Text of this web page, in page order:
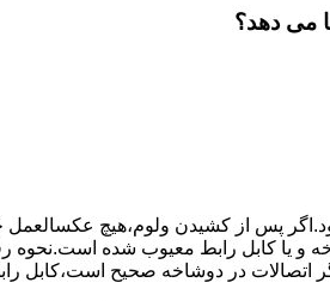
می دهد؟
ﭘﺲ از ﮐﺸﯿﺪن وﻟﻮم،ﻫﯿﭻ
احتمالی بروز چنین مشکلی در نظر داشته باشید:۱٫ ﭘﺮﯾﺰ ﺑﺮق
اﺗﺼﺎﻻت در دوشاخه ﺻﺤﯿﺢ اﺳﺖ،ﮐﺎﺑﻞ